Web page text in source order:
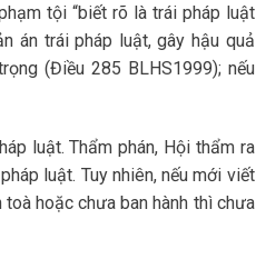
tội “biết rõ là trái pháp luật
án trái pháp luật, gây hậu quả
(Điều 285 BLHS1999); nếu
luật. Thẩm phán, Hội thẩm ra
luật. Tuy nhiên, nếu mới viết
hoặc chưa ban hành thì chưa